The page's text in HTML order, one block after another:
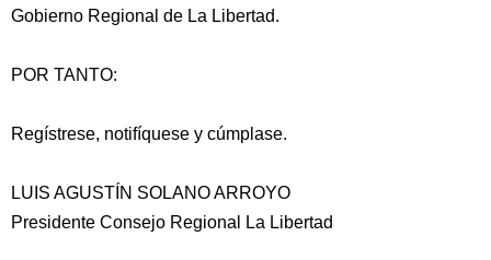
Gobierno Regional de La Libertad.
POR TANTO:
Regístrese, notifíquese y cúmplase.
LUIS AGUSTÍN SOLANO ARROYO
Presidente Consejo Regional La Libertad